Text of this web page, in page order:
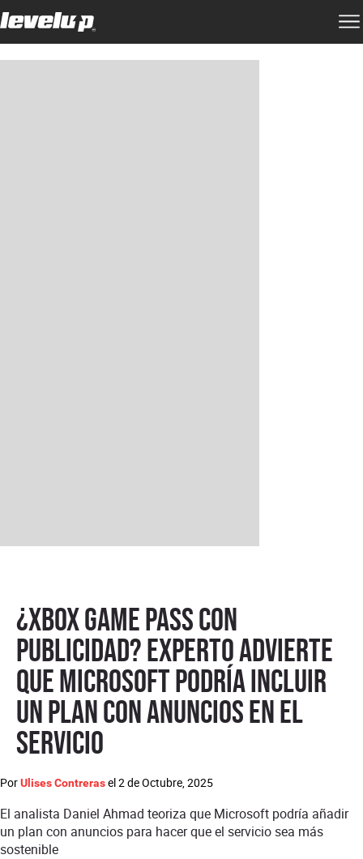
¿Xbox Game Pass con
publicidad? Experto advierte
que Microsoft podría incluir
un plan con anuncios en el
servicio
PorUlises Contrerasel2 de Octubre, 2025
El analista Daniel Ahmad teoriza que Microsoft podría añadir
un plan con anuncios para hacer que el servicio sea más
sostenible